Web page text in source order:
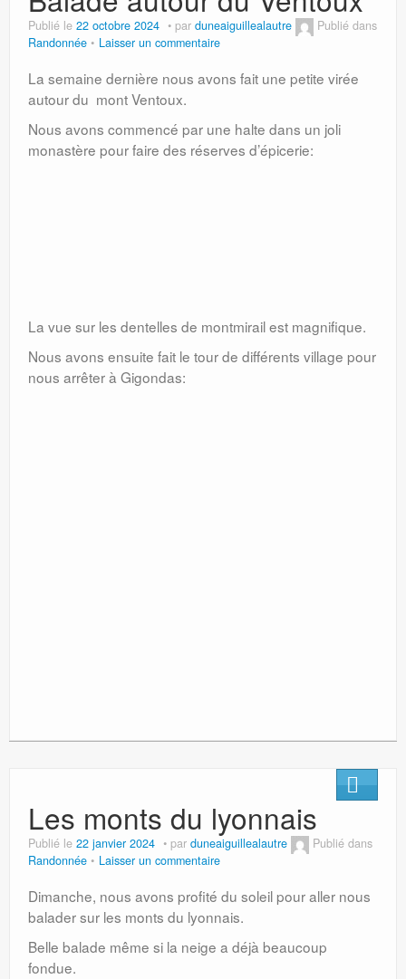
Publié le 22 octobre 2024 par duneaiguillealautre
Publié dans
Randonnée
Laisser un commentaire
La semaine dernière nous avons fait une petite virée
autour du mont Ventoux.
Nous avons commencé par une halte dans un joli
monastère pour faire des réserves d’épicerie:
La vue sur les dentelles de montmirail est magnifique.
Nous avons ensuite fait le tour de différents village pour
nous arrêter à Gigondas:
Les monts du lyonnais
Publié le 22 janvier 2024 par duneaiguillealautre
Publié dans
Randonnée
Laisser un commentaire
Dimanche, nous avons profité du soleil pour aller nous
balader sur les monts du lyonnais.
Belle balade même si la neige a déjà beaucoup
fondue.